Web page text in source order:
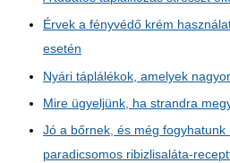
Érvek a fényvédő krém
esetén
Nyári táplálékok, amelyek
Mire ügyeljünk, ha strandra
Jó a bőrnek, és még fogyhatunk
paradicsomos ribizlisaláta-